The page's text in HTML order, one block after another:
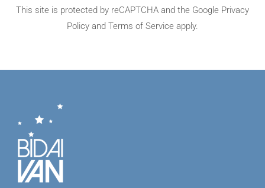
This site is protected by reCAPTCHA and the Google Privacy
Policy and Terms of Service apply.